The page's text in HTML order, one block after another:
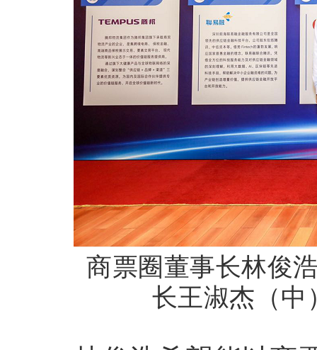
商票圈董事长林俊
长王淑杰（中